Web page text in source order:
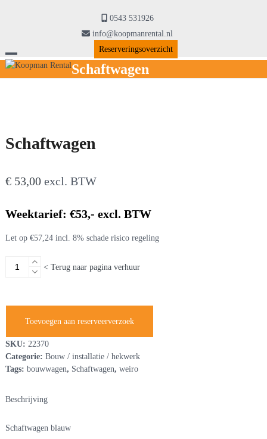
0543 531926
info@koopmanrental.nl
Reserveringsoverzicht
Open
Close
Schaftwagen
Schaftwagen
€53,00excl. BTW
Weektarief: €53,- excl. BTW
Let op €57,24 incl. 8% schade risico regeling
Schaftwagen
< Terug naar pagina verhuur
Toevoegen aan reserveerverzoek
SKU: 22370
Categorie: Bouw / installatie / hekwerk
Tags: bouwwagen, Schaftwagen, weiro
Beschrijving
Schaftwagen blauw